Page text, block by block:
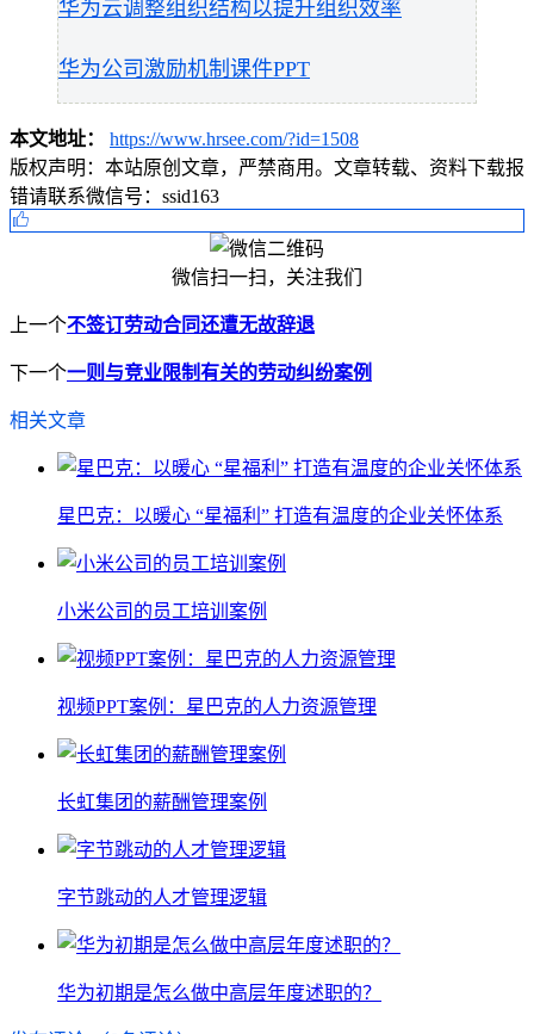
华为云调整组织结构以提升组织效率
华为公司激励机制课件PPT
本文地址：
https://www.hrsee.com/?id=1508
版权声明： 本站原创文章，严禁商用。文章转载、资料下载报
错请联系微信号：ssid163
微信扫一扫，关注我们
上一个不签订劳动合同还遭无故辞退
下一个一则与竞业限制有关的劳动纠纷案例
相关文章
星巴克：以暖心 “星福利” 打造有温度的企业关怀体系
小米公司的员工培训案例
视频PPT案例：星巴克的人力资源管理
长虹集团的薪酬管理案例
字节跳动的人才管理逻辑
华为初期是怎么做中高层年度述职的？